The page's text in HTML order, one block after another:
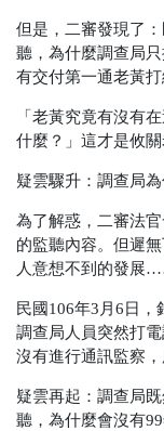
但是，二審發現了
聽，為什麼調查局
有交付第一通老黃
「老黃究竟有沒有
什麼？」這才是攸
疑雲驟升：調查局
為了解惑，二審法
的監聽內容。但遲
人意想不到的發展
民國106年3月6日，
調查局人員突然打
沒有進行通訊監察，
疑雲再起：調查局
聽，為什麼會沒有